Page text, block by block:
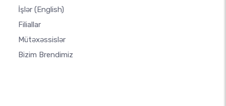
İşlər (English)
Filiallar
Mütəxəssislər
Bizim Brendimiz